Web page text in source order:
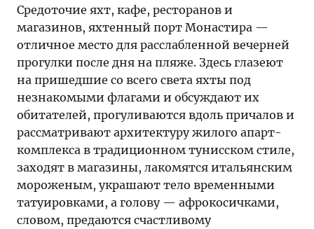
Средоточие яхт, кафе, ресторанов и
магазинов, яхтенный порт Монастира —
отличное место для расслабленной вечерней
прогулки после дня на пляже. Здесь глазеют
на пришедшие со всего света яхты под
незнакомыми флагами и обсуждают их
обитателей, прогуливаются вдоль причалов и
рассматривают архитектуру жилого апарт-
комплекса в традиционном тунисском стиле,
заходят в магазины, лакомятся итальянским
мороженым, украшают тело временными
татуировками, а голову — афрокосичками,
словом, предаются счастливому